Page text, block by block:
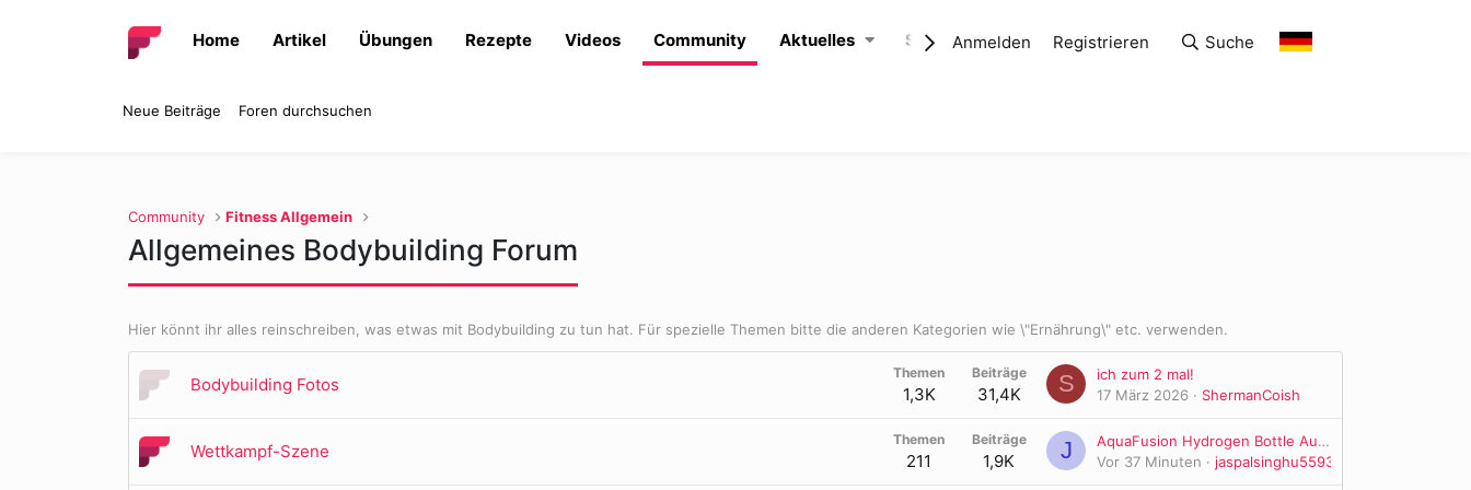
Home Artikel Übungen Rezepte Videos Community Aktuelles Shop Anmelden Registrieren Suche
Neue Beiträge Foren durchsuchen
Community Fitness Allgemein
Allgemeines Bodybuilding Forum
Hier könnt ihr alles reinschreiben, was etwas mit Bodybuilding zu tun hat. Für spezielle Themen bitte die anderen Kategorien wie \"Ernährung\" etc. verwenden.
Bodybuilding Fotos
Themen
1,3K
Beiträge
31,4K S
ich zum 2 mal!
17 März 2026
ShermanCoish
Wettkampf-Szene
Themen
211
Beiträge
1,9K J
AquaFusion Hydrogen Bottle Australia: Reviews Customer Results & Expert Insights
Vor 37 Minuten
jaspalsinghu5593